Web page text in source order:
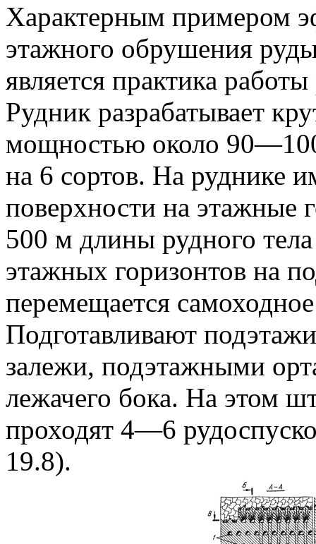
Характерным примером
этажного обрушения
является практика
Рудник разрабатывает
мощностью около
на 6 сортов. На руднике
поверхности на
500 м длины рудного
этажных горизонтов на
перемещается
Подготавливают
залежи, подэтажными
лежачего бока. На этом
проходят 4—6
19.8).